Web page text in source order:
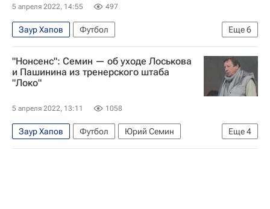
5 апреля 2022, 14:55 497
Еще6
Заур Хапов
Футбол
РПЛ 2026-2027 (Чемпионат России по футболу)
Томас Цорн
Николай Наумов
Локомотив (Москва)
Дмитрий Лоськов
"Нонсенс": Семин — об уходе Лоськова
и Пашинина из тренерского штаба
"Локо"
5 апреля 2022, 13:11 1058
Еще4
Заур Хапов Футбол
Юрий Семин
Локомотив (Москва)